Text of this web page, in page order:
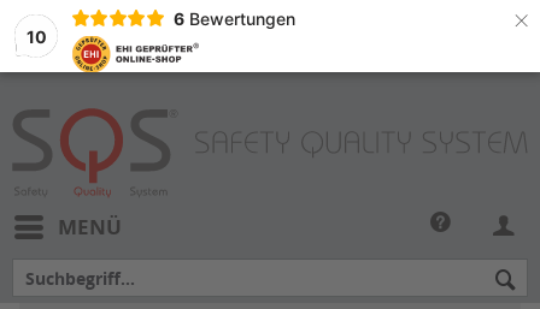
10
6 Bewertungen ×
MENÜ